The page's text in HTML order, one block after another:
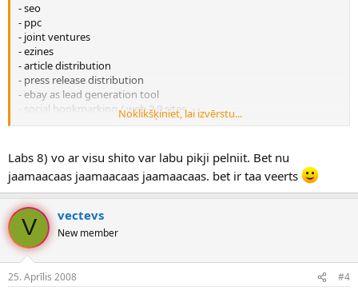
- seo
- ppc
- joint ventures
- ezines
- article distribution
- press release distribution
- ebay as lead generation tool
- social bookmarking / web 2.0 sites
- banners (networks/exchanges)
- paid text links
- word of mouth
- video
- referals jeb affiliate program (kad tu esi programma)
- offline print ads
- video/tv adds
- cross promotion
un vel shis tas
Noklikšķiniet, lai izvērstu...
Labs 8) vo ar visu shito var labu pikji pelniit. Bet nu
jaamaacaas jaamaacaas jaamaacaas. bet ir taa veerts
V vectevs
New member
25. Aprīlis 2008 #4